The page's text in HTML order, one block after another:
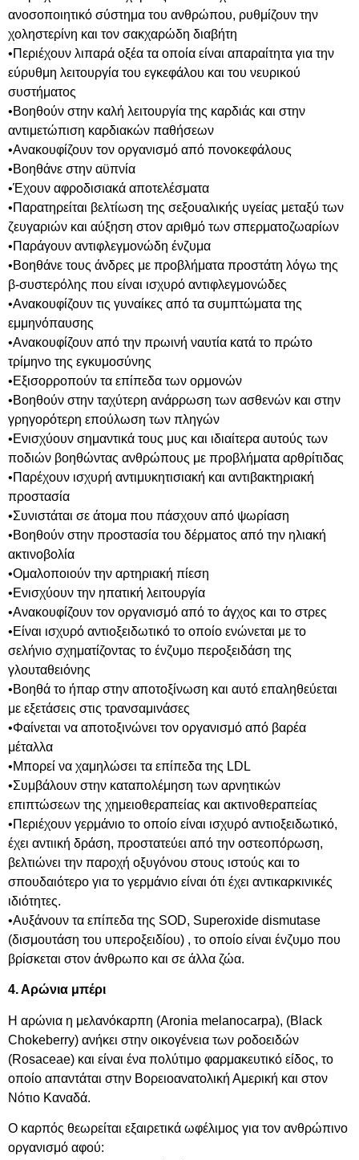
ανοσοποιητικό σύστημα του ανθρώπου, ρυθμίζουν την
χοληστερίνη και τον σακχαρώδη διαβήτη
•Περιέχουν λιπαρά οξέα τα οποία είναι απαραίτητα για την
εύρυθμη λειτουργία του εγκεφάλου και του νευρικού
συστήματος
•Βοηθούν στην καλή λειτουργία της καρδιάς και στην
αντιμετώπιση καρδιακών παθήσεων
•Ανακουφίζουν τον οργανισμό από πονοκεφάλους
•Βοηθάνε στην αϋπνία
•Έχουν αφροδισιακά αποτελέσματα
•Παρατηρείται βελτίωση της σεξουαλικής υγείας μεταξύ των
ζευγαριών και αύξηση στον αριθμό των σπερματοζωαρίων
•Παράγουν αντιφλεγμονώδη ένζυμα
•Βοηθάνε τους άνδρες με προβλήματα προστάτη λόγω της
β-συστερόλης που είναι ισχυρό αντιφλεγμονώδες
•Ανακουφίζουν τις γυναίκες από τα συμπτώματα της
εμμηνόπαυσης
•Ανακουφίζουν από την πρωινή ναυτία κατά το πρώτο
τρίμηνο της εγκυμοσύνης
•Εξισορροπούν τα επίπεδα των ορμονών
•Βοηθούν στην ταχύτερη ανάρρωση των ασθενών και στην
γρηγορότερη επούλωση των πληγών
•Ενισχύουν σημαντικά τους μυς και ιδιαίτερα αυτούς των
ποδιών βοηθώντας ανθρώπους με προβλήματα αρθρίτιδας
•Παρέχουν ισχυρή αντιμυκητισιακή και αντιβακτηριακή
προστασία
•Συνιστάται σε άτομα που πάσχουν από ψωρίαση
•Βοηθούν στην προστασία του δέρματος από την ηλιακή
ακτινοβολία
•Ομαλοποιούν την αρτηριακή πίεση
•Ενισχύουν την ηπατική λειτουργία
•Ανακουφίζουν τον οργανισμό από το άγχος και το στρες
•Είναι ισχυρό αντιοξειδωτικό το οποίο ενώνεται με το
σελήνιο σχηματίζοντας το ένζυμο περοξειδάση της
γλουταθειόνης
•Βοηθά το ήπαρ στην αποτοξίνωση και αυτό επαληθεύεται
με εξετάσεις στις τρανσαμινάσες
•Φαίνεται να αποτοξινώνει τον οργανισμό από βαρέα
μέταλλα
•Μπορεί να χαμηλώσει τα επίπεδα της LDL
•Συμβάλουν στην καταπολέμηση των αρνητικών
επιπτώσεων της χημειοθεραπείας και ακτινοθεραπείας
•Περιέχουν γερμάνιο το οποίο είναι ισχυρό αντιοξειδωτικό,
έχει αντιική δράση, προστατεύει από την οστεοπόρωση,
βελτιώνει την παροχή οξυγόνου στους ιστούς και το
σπουδαιότερο για το γερμάνιο είναι ότι έχει αντικαρκινικές
ιδιότητες.
•Αυξάνουν τα επίπεδα της SOD, Superoxide dismutase
(δισμουτάση του υπεροξειδίου) , το οποίο είναι ένζυμο που
βρίσκεται στον άνθρωπο και σε άλλα ζώα.
4. Αρώνια μπέρι
Η αρώνια η μελανόκαρπη (Aronia melanocarpa), (Black
Chokeberry) ανήκει στην οικογένεια των ροδοειδών
(Rosaceae) και είναι ένα πολύτιμο φαρμακευτικό είδος, το
οποίο απαντάται στην Βορειοανατολική Αμερική και στον
Νότιο Καναδά.
Ο καρπός θεωρείται εξαιρετικά ωφέλιμος για τον ανθρώπινο
οργανισμό αφού: